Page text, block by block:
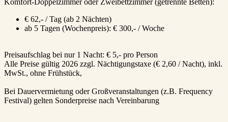
Komfort-Doppelzimmer oder Zweibettzimmer (getrennte Betten):
€ 62,- / Tag (ab 2 Nächten)
ab 5 Tagen (Wochenpreis): € 300,- / Woche
Preisaufschlag bei nur 1 Nacht: € 5,- pro Person
Alle Preise gültig 2026 zzgl. Nächtigungstaxe (€ 2,60 / Nacht), inkl.
MwSt., ohne Frühstück,
Bei Dauervermietung oder Großveranstaltungen (z.B. Frequency
Festival) gelten Sonderpreise nach Vereinbarung